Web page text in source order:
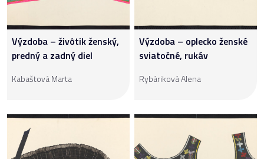
Výzdoba – živôtik ženský,
predný a zadný diel
Kabaštová Marta
Výzdoba – oplecko ženské
sviatočné, rukáv
Rybáriková Alena